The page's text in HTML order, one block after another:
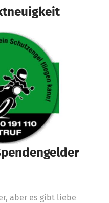
aber es gibt liebe